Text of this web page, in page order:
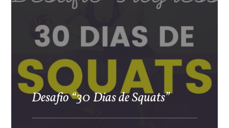
Desafio “30 Dias de Squats”